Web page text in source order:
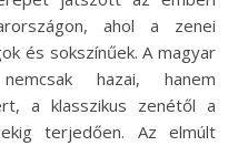
ahol a zenei
és sokszínűek. A magyar
hazai, hanem
a klasszikus zenétől a
terjedően. Az elmúlt